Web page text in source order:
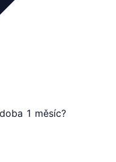
1 měsíc?